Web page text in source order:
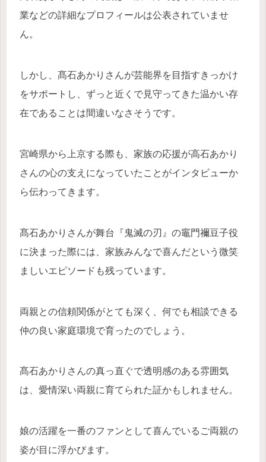
業などの詳細なプロフィールは公表されていませ
ん。
しかし、髙石あかりさんが芸能界を目指すきっかけ
をサポートし、ずっと近くで見守ってきた温かい存
在であることは間違いなさそうです。
宮崎県から上京する際も、家族の応援が高石あかり
さんの心の支えになっていたことがインタビューか
ら伝わってきます。
髙石あかりさんが舞台『鬼滅の刃』の竈門禰豆子役
に決まった際には、家族みんなで喜んだという微笑
ましいエピソードも残っています。
両親との信頼関係がとても深く、何でも相談できる
仲の良い家庭環境で育ったのでしょう。
髙石あかりさんの真っ直ぐで透明感のある雰囲気
は、愛情深い両親に育てられた証かもしれません。
娘の活躍を一番のファンとして喜んでいるご両親の
姿が目に浮かびます。